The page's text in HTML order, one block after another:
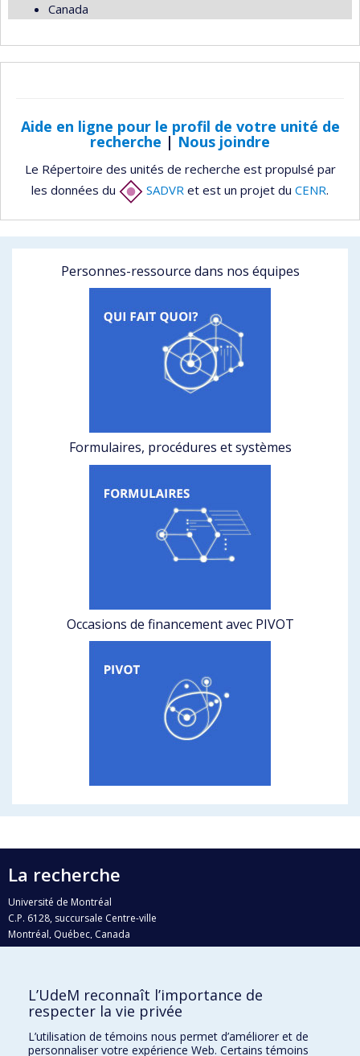
Canada
Aide en ligne pour le profil de votre unité de
recherche | Nous joindre
Le Répertoire des unités de recherche est propulsé par
les données du
SADVR et est un projet du CENR.
Personnes-ressource dans nos équipes
Formulaires, procédures et systèmes
Occasions de financement avec PIVOT
La recherche
Université de Montréal
C.P. 6128, succursale Centre-ville
Montréal, Québec, Canada
H3C 3J7
Qui fait quoi?
Nous trouver
L’UdeM reconnaît l’importance de
respecter la vie privée
L’utilisation de témoins nous permet d’améliorer et de
personnaliser votre expérience Web. Certains témoins